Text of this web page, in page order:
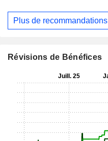
Plus de recommandations
Révisions de Bénéfices